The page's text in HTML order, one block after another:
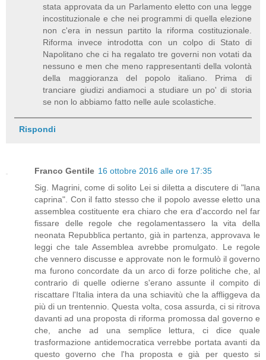
stata approvata da un Parlamento eletto con una legge
incostituzionale e che nei programmi di quella elezione
non c'era in nessun partito la riforma costituzionale.
Riforma invece introdotta con un colpo di Stato di
Napolitano che ci ha regalato tre governi non votati da
nessuno e men che meno rappresentanti della volontà
della maggioranza del popolo italiano. Prima di
tranciare giudizi andiamoci a studiare un po' di storia
se non lo abbiamo fatto nelle aule scolastiche.
Rispondi
Franco Gentile 16 ottobre 2016 alle ore 17:35
Sig. Magrini, come di solito Lei si diletta a discutere di "lana
caprina". Con il fatto stesso che il popolo avesse eletto una
assemblea costituente era chiaro che era d'accordo nel far
fissare delle regole che regolamentassero la vita della
neonata Repubblica pertanto, già in partenza, approvava le
leggi che tale Assemblea avrebbe promulgato. Le regole
che vennero discusse e approvate non le formulò il governo
ma furono concordate da un arco di forze politiche che, al
contrario di quelle odierne s'erano assunte il compito di
riscattare l'Italia intera da una schiavitù che la affliggeva da
più di un trentennio. Questa volta, cosa assurda, ci si ritrova
davanti ad una proposta di riforma promossa dal governo e
che, anche ad una semplice lettura, ci dice quale
trasformazione antidemocratica verrebbe portata avanti da
questo governo che l'ha proposta e già per questo si